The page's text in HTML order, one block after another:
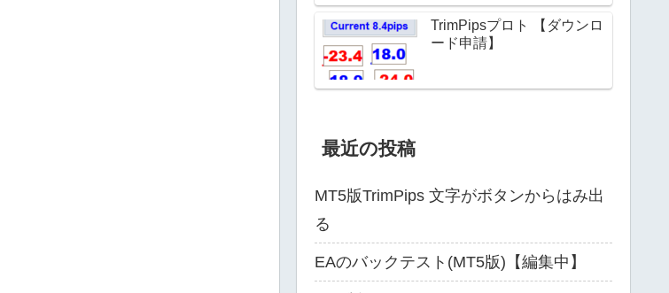
TrimPipsプロト 【ダウンロ
ード申請】
最近の投稿
MT5版TrimPips 文字がボタンからはみ出
る
EAのバックテスト(MT5版)【編集中】